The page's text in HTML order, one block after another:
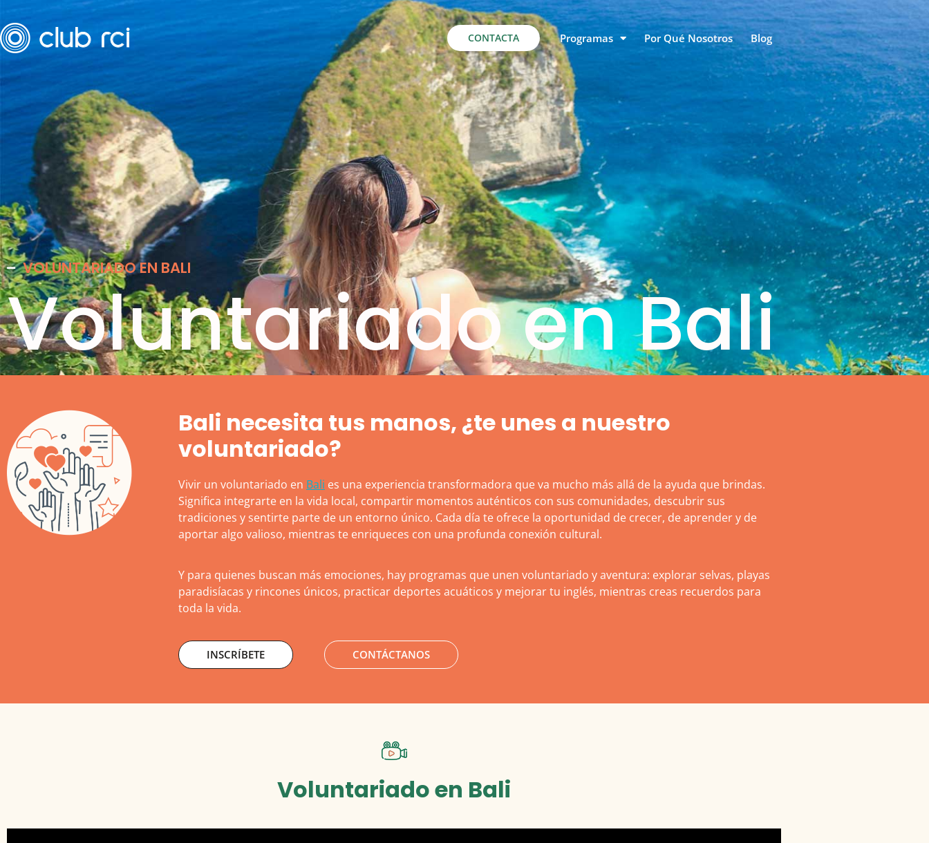
CONTACTA Programas Por Qué Nosotros Blog
VOLUNTARIADO EN BALI
Voluntariado en Bali
Bali necesita tus manos, ¿te unes a nuestro
voluntariado?
Vivir un voluntariado en Bali es una experiencia transformadora que va mucho más allá de la ayuda que brindas.
Significa integrarte en la vida local, compartir momentos auténticos con sus comunidades, descubrir sus
tradiciones y sentirte parte de un entorno único. Cada día te ofrece la oportunidad de crecer, de aprender y de
aportar algo valioso, mientras te enriqueces con una profunda conexión cultural.
Y para quienes buscan más emociones, hay programas que unen voluntariado y aventura: explorar selvas, playas
paradisíacas y rincones únicos, practicar deportes acuáticos y mejorar tu inglés, mientras creas recuerdos para
toda la vida.
INSCRÍBETE CONTÁCTANOS
Voluntariado en Bali